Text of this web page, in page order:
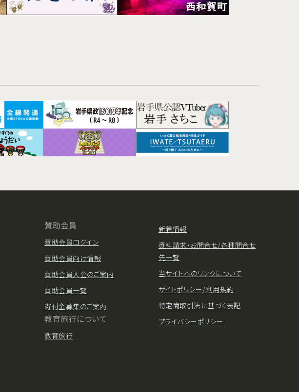
賛助会員
賛助会員ログイン
賛助会員向け情報
賛助会員入会のご案内
賛助会員一覧
寄付金募集のご案内
教育旅行について
教育旅行
新着情報
資料請求・お問合せ/各種問合せ
先一覧
当サイトへのリンクについて
サイトポリシー/利用規約
特定商取引法に基づく表記
プライバシーポリシー